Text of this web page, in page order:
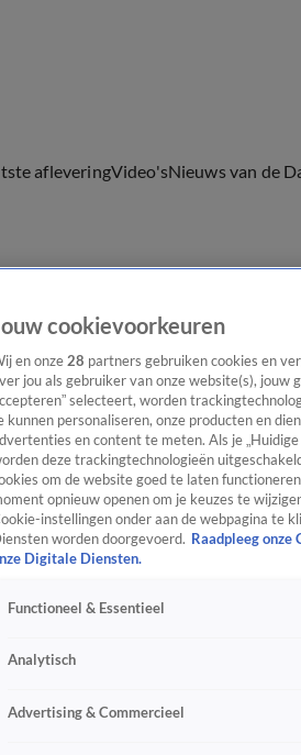
afleveringVideo'sNieuws van de
Panel Contact
cookievoorkeuren
en onze 28 partners gebruiken cookies en
jou als gebruiker van onze website(s), jouw
selecteert, worden
kunnen personaliseren, onze producten en
en content te meten. Als je
deze trackingtechnologieën
om de website goed te laten
opnieuw openen om je keuzes te
instellingen onder aan de webpagina te
worden doorgevoerd. Raadpleeg
Digitale Diensten.
Functioneel & Essentieel
Analytisch
Advertising & Commercieel